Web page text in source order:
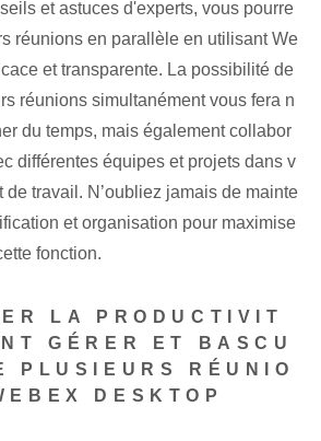
et astuces d'experts, vous pourre
réunions en parallèle en utilisant We
et transparente. La possibilité de
réunions simultanément vous fera n
du temps, mais également collabor
différentes équipes et projets dans v
de travail. N’oubliez jamais de mainte
et organisation pour maximise
fonction.
LA PRODUCTIVIT
GÉRER ET BASCU
PLUSIEURS RÉUNIO
DESKTOP